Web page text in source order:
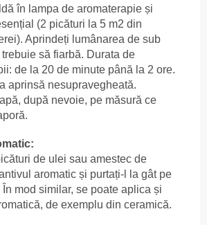
în lampa de aromaterapie și
(2 picături la 5 m2 din
Aprindeți lumânarea de sub
trebuie să fiarbă. Durata de
de la 20 de minute până la 2 ore.
aprinsă nesupravegheată.
după nevoie, pe măsură ce
de ulei sau amestec de
aromatic și purtați-l la gât pe
mod similar, se poate aplica și
de exemplu din ceramică.